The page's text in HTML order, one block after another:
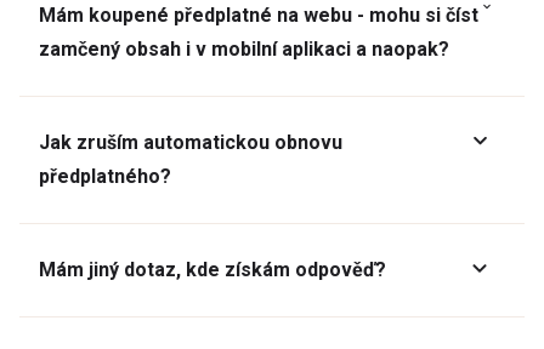
Mám koupené předplatné na webu - mohu si číst
zamčený obsah i v mobilní aplikaci a naopak?
Jak zruším automatickou obnovu
předplatného?
Mám jiný dotaz, kde získám odpověď?